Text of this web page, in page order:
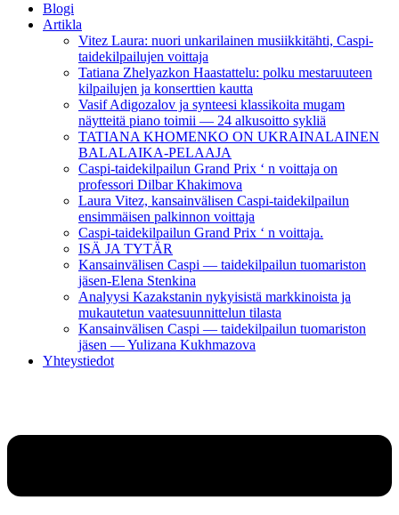
Blogi
Artikla
Vitez Laura: nuori unkarilainen musiikkitähti, Caspi-
taidekilpailujen voittaja
Tatiana Zhelyazkon Haastattelu: polku mestaruuteen
kilpailujen ja konserttien kautta
Vasif Adigozalov ja synteesi klassikoita mugam
näytteitä piano toimii — 24 alkusoitto sykliä
TATIANA KHOMENKO ON UKRAINALAINEN
BALALAIKA-PELAAJA
Caspi-taidekilpailun Grand Prix ‘ n voittaja on
professori Dilbar Khakimova
Laura Vitez, kansainvälisen Caspi-taidekilpailun
ensimmäisen palkinnon voittaja
Caspi-taidekilpailun Grand Prix ‘ n voittaja.
ISÄ JA TYTÄR
Kansainvälisen Caspi — taidekilpailun tuomariston
jäsen-Elena Stenkina
Analyysi Kazakstanin nykyisistä markkinoista ja
mukautetun vaatesuunnittelun tilasta
Kansainvälisen Caspi — taidekilpailun tuomariston
jäsen — Yulizana Kukhmazova
Yhteystiedot